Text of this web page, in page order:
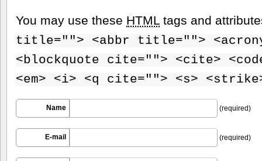
You may use these HTML tags and
title=""> <abbr title="">
<blockquote cite=""> <cite>
<em> <i> <q cite=""> <s>
Name (required)
E-mail (required)